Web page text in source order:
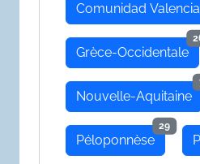
Comunidad
Grèce-Occidentale
Nouvelle-Aquitaine
Péloponnèse
29